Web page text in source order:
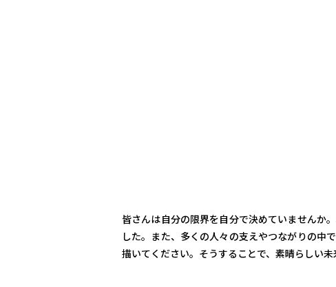
皆さんは自分の限界を自分で決めていませんか
した。また、多くの人々の支えやつながりの中
描いてください。そうすることで、素晴らしい